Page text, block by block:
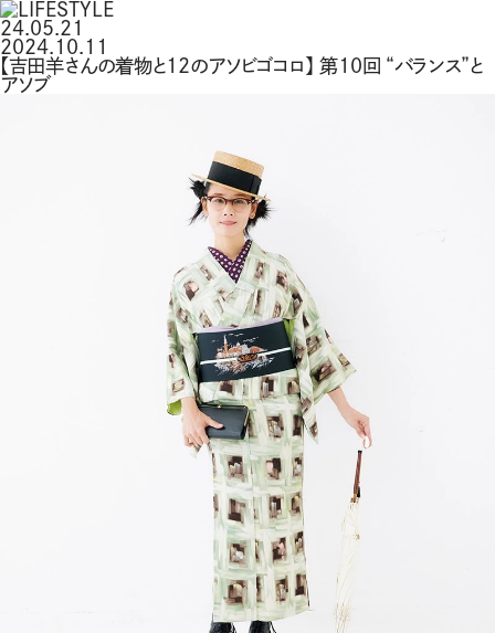
24.05.21
2024.10.11
【吉田羊さんの着物と12のアソビゴコロ】 第10回 “バランス”と
アソブ